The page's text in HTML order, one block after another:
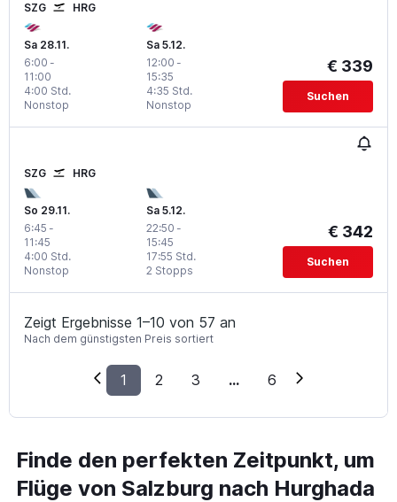
SZG HRG
Sa 28.11.
6:00 -
11:00
Nonstop
4:00 Std.
Sa 5.12.
12:00 -
15:35
Nonstop
4:35 Std.
€ 339
Suchen
SZG HRG
So 29.11.
6:45 -
11:45
Nonstop
4:00 Std.
Sa 5.12.
22:50 -
15:45
2 Stopps
17:55 Std.
€ 342
Suchen
Zeigt Ergebnisse 1–10 von 57 an
Nach dem günstigsten Preis sortiert
1 2 3 ... 6
Finde den perfekten Zeitpunkt, um
Flüge von Salzburg nach Hurghada